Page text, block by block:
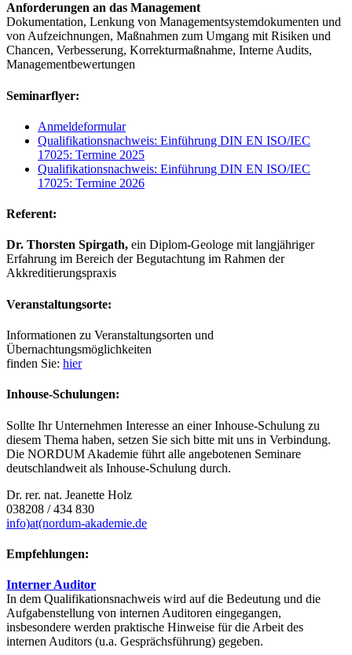
Anforderungen an das Management
Dokumentation, Lenkung von Managementsystemdokumenten und
von Aufzeichnungen, Maßnahmen zum Umgang mit Risiken und
Chancen, Verbesserung, Korrekturmaßnahme, Interne Audits,
Managementbewertungen
Seminarflyer:
Anmeldeformular
Qualifikationsnachweis: Einführung DIN EN ISO/IEC
17025: Termine 2025
Qualifikationsnachweis: Einführung DIN EN ISO/IEC
17025: Termine 2026
Referent:
Dr. Thorsten Spirgath, ein Diplom-Geologe mit langjähriger
Erfahrung im Bereich der Begutachtung im Rahmen der
Akkreditierungspraxis
Veranstaltungsorte:
Informationen zu Veranstaltungsorten und
Übernachtungsmöglichkeiten
finden Sie: hier
Inhouse-Schulungen:
Sollte Ihr Unternehmen Interesse an einer Inhouse-Schulung zu
diesem Thema haben, setzen Sie sich bitte mit uns in Verbindung.
Die NORDUM Akademie führt alle angebotenen Seminare
deutschlandweit als Inhouse-Schulung durch.
Dr. rer. nat. Jeanette Holz
038208 / 434 830
info)at(nordum-akademie.de
Empfehlungen:
Interner Auditor
In dem Qualifikationsnachweis wird auf die Bedeutung und die
Aufgabenstellung von internen Auditoren eingegangen,
insbesondere werden praktische Hinweise für die Arbeit des
internen Auditors (u.a. Gesprächsführung) gegeben.